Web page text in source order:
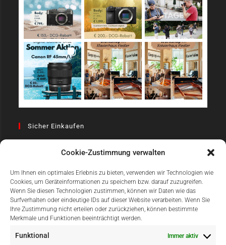
Cookie-Zustimmung verwalten
Um Ihnen ein optimales Erlebnis zu bieten, verwenden wir Technologien wie
Cookies, um Geräteinformationen zu speichern bzw. darauf zuzugreifen.
Wenn Sie diesen Technologien zustimmen, können wir Daten wie das
Surfverhalten oder eindeutige IDs auf dieser Website verarbeiten. Wenn Sie
Ihre Zustimmung nicht erteilen oder zurückziehen, können bestimmte
Merkmale und Funktionen beeinträchtigt werden.
Funktional Immer aktiv
Sicher Einkaufen
Einfach Online Bezahlen